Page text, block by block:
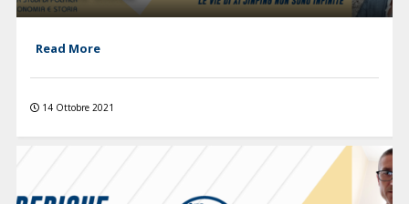
Read More
14 Ottobre 2021